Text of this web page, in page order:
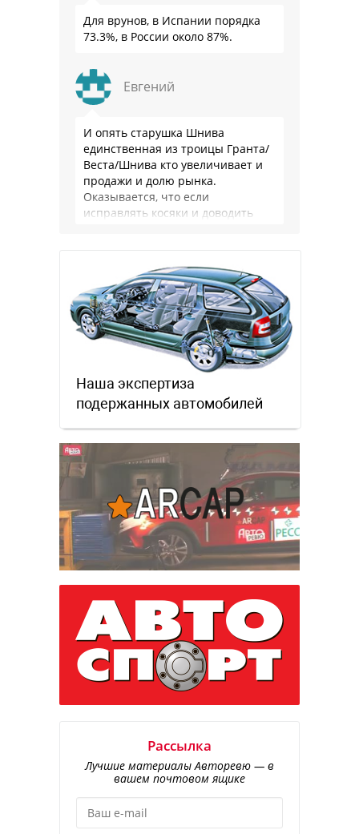
Для врунов, в Испании порядка
73.3%, в России около 87%.
Евгений
И опять старушка Шнива
единственная из троицы Гранта/
Веста/Шнива кто увеличивает и
продажи и долю рынка.
Оказывается, что если
исправлять косяки и доводить
Наша экспертиза
подержанных автомобилей
Рассылка
Лучшие материалы Авторевю — в
вашем почтовом ящике